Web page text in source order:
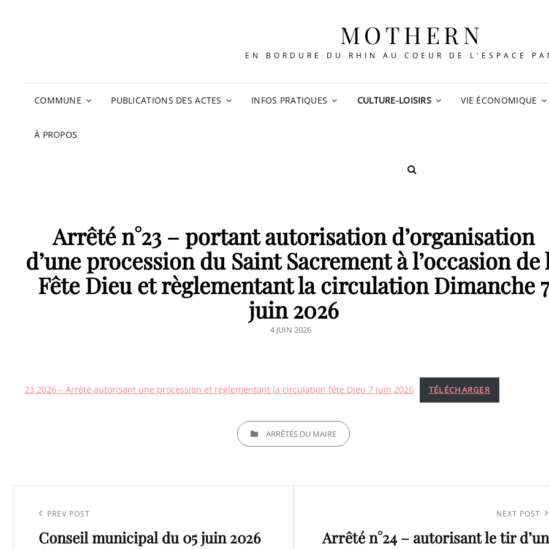
MOTHERN
EN BORDURE DU RHIN AU COEUR DE L'ESPACE
COMMUNE PUBLICATIONS DES ACTES INFOS PRATIQUES CULTURE-LOISIRS VIE ÉCONOMIQUE
À PROPOS
SEARCH
Arrêté n°23 – portant autorisation d’organisation
d’une procession du Saint Sacrement à l’occasion de
Fête Dieu et règlementant la circulation Dimanche 7
juin 2026
POSTED
4 JUIN 2026
23 2026 – Arrêté autorisant une procession et règlementant la circulation fête Dieu 7 juin 2026 TÉLÉCHARGER
CATEGORIESARRÊTÉS DU MAIRE
l’article
Previous
Post
PREV POST
Conseil municipal du 05 juin 2026
Post
NEXT POST
Arrêté n°24 – autorisant le tir d’un